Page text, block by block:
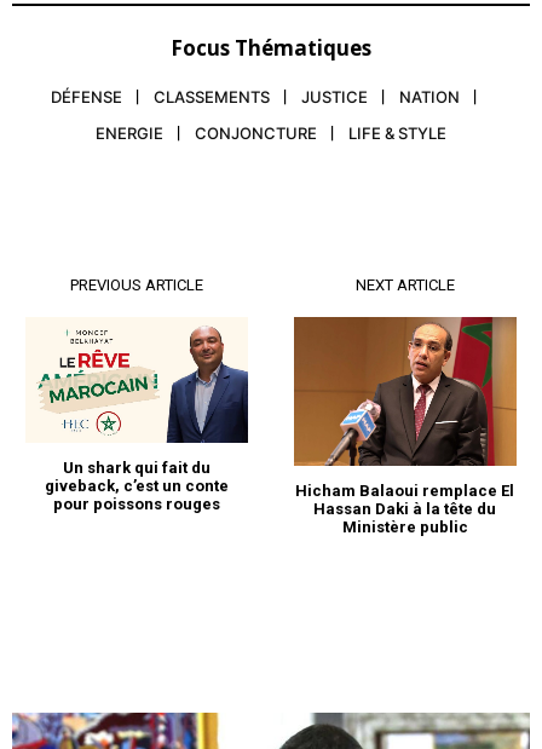
Focus Thématiques
DÉFENSE CLASSEMENTS JUSTICE
NATION
ENERGIE
CONJONCTURE LIFE & STYLE
PREVIOUS ARTICLE
Un shark qui fait du
giveback, c’est un conte
pour poissons rouges
NEXT ARTICLE
Hicham Balaoui remplace El
Hassan Daki à la tête du
Ministère public